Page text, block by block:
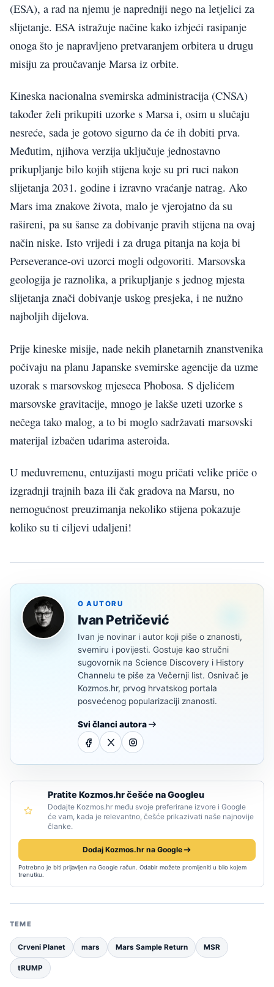
(ESA), a rad na njemu je napredniji nego na letjelici za
slijetanje. ESA istražuje načine kako izbjeći rasipanje
onoga što je napravljeno pretvaranjem orbitera u drugu
misiju za proučavanje Marsa iz orbite.
Kineska nacionalna svemirska administracija (CNSA)
također želi prikupiti uzorke s Marsa i, osim u slučaju
nesreće, sada je gotovo sigurno da će ih dobiti prva.
Međutim, njihova verzija uključuje jednostavno
prikupljanje bilo kojih stijena koje su pri ruci nakon
slijetanja 2031. godine i izravno vraćanje natrag. Ako
Mars ima znakove života, malo je vjerojatno da su
rašireni, pa su šanse za dobivanje pravih stijena na ovaj
način niske. Isto vrijedi i za druga pitanja na koja bi
Perseverance-ovi uzorci mogli odgovoriti. Marsovska
geologija je raznolika, a prikupljanje s jednog mjesta
slijetanja znači dobivanje uskog presjeka, i ne nužno
najboljih dijelova.
Prije kineske misije, nade nekih planetarnih znanstvenika
počivaju na planu Japanske svemirske agencije da uzme
uzorak s marsovskog mjeseca Phobosa. S djelićem
marsovske gravitacije, mnogo je lakše uzeti uzorke s
nečega tako malog, a to bi moglo sadržavati marsovski
materijal izbačen udarima asteroida.
U međuvremenu, entuzijasti mogu pričati velike priče o
izgradnji trajnih baza ili čak gradova na Marsu, no
nemogućnost preuzimanja nekoliko stijena pokazuje
koliko su ti ciljevi udaljeni!
O AUTORU
Ivan Petričević
Ivan je novinar i autor koji piše o znanosti,
svemiru i povijesti. Gostuje kao stručni
sugovornik na Science Discovery i History
Channelu te piše za Večernji list. Osnivač je
Kozmos.hr, prvog hrvatskog portala
posvećenog popularizaciji znanosti.
Svi članci autora
Pratite Kozmos.hr češće na Googleu
Dodajte Kozmos.hr među svoje preferirane izvore i Google
će vam, kada je relevantno, češće prikazivati naše najnovije
članke.
Dodaj Kozmos.hr na Google
Potrebno je biti prijavljen na Google račun. Odabir možete promijeniti u bilo kojem
trenutku.
TEME
Crveni Planet mars Mars Sample Return MSR
tRUMP